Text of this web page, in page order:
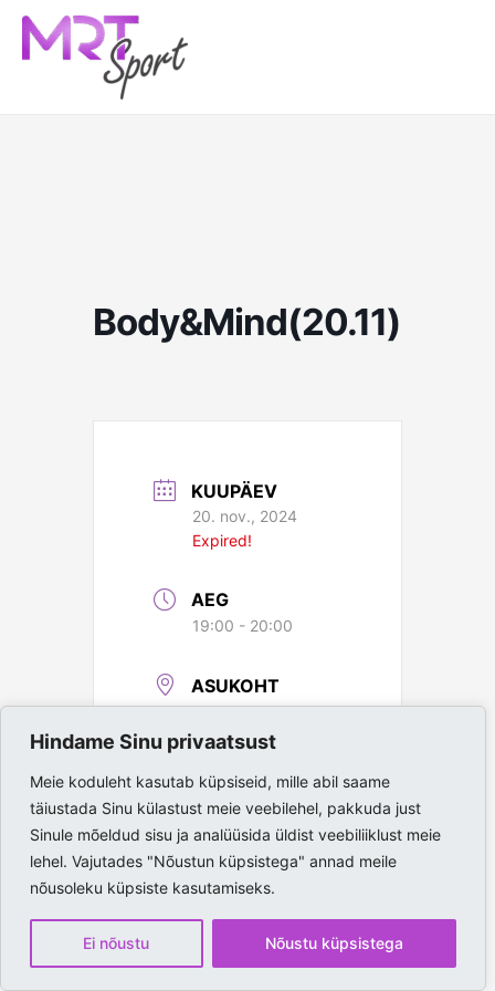
Hindame Sinu privaatsust
Meie koduleht kasutab küpsiseid, mille abil saame
täiustada Sinu külastust meie veebilehel, pakkuda just
Sinule mõeldud sisu ja analüüsida üldist veebiliiklust meie
lehel. Vajutades "Nõustun küpsistega" annad meile
nõusoleku küpsiste kasutamiseks.
Ei nõustu Nõustu küpsistega
content
Body&Mind(20.11)
KUUPÄEV
20. nov., 2024
Expired!
AEG
19:00 - 20:00
ASUKOHT